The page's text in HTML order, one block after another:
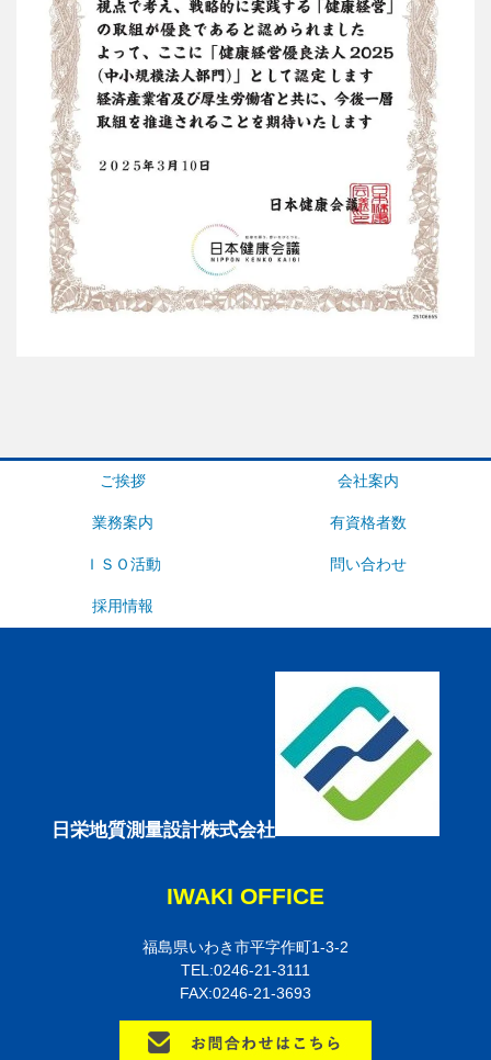
ご挨拶 会社案内
業務案内 有資格者数
ＩＳＯ活動 問い合わせ
採用情報
日栄地質測量設計株式会社
IWAKI OFFICE
福島県いわき市平字作町1-3-2
TEL:0246-21-3111
FAX:0246-21-3693